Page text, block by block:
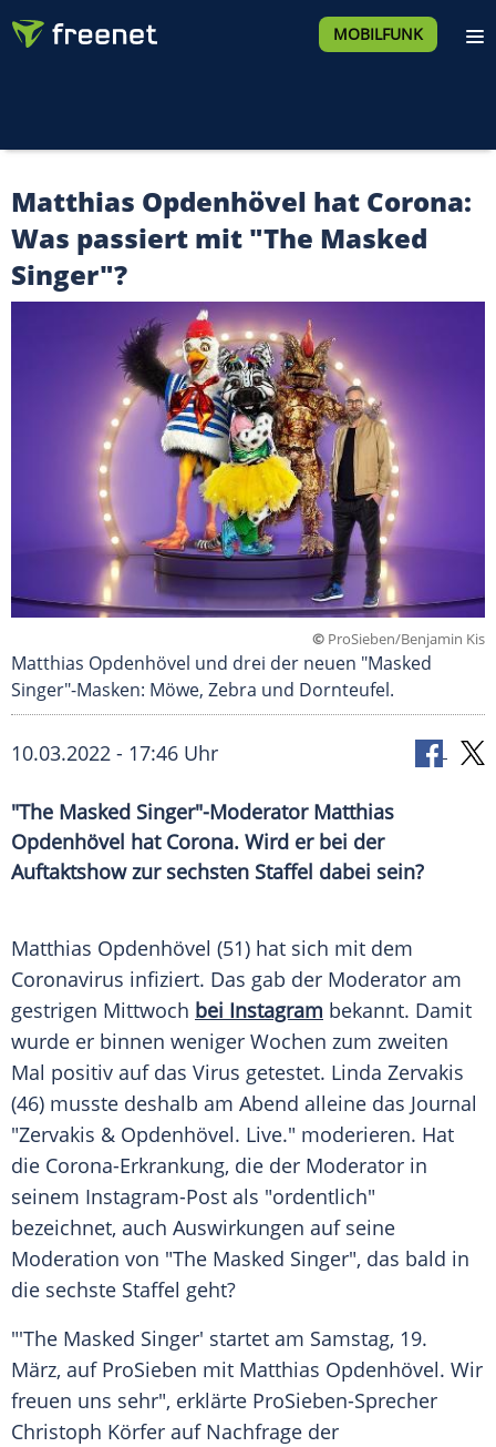
MOBILFUNK
Matthias Opdenhövel hat Corona:
Was passiert mit "The Masked
Singer"?
© ProSieben/Benjamin Kis
Matthias Opdenhövel und drei der neuen "Masked
Singer"-Masken: Möwe, Zebra und Dornteufel.
10.03.2022 - 17:46 Uhr
"The Masked Singer"-Moderator Matthias
Opdenhövel hat Corona. Wird er bei der
Auftaktshow zur sechsten Staffel dabei sein?
Matthias Opdenhövel (51) hat sich mit dem
Coronavirus infiziert. Das gab der Moderator am
gestrigen Mittwoch bei Instagram bekannt. Damit
wurde er binnen weniger Wochen zum zweiten
Mal positiv auf das Virus getestet. Linda Zervakis
(46) musste deshalb am Abend alleine das Journal
"Zervakis & Opdenhövel. Live." moderieren. Hat
die Corona-Erkrankung, die der Moderator in
seinem Instagram-Post als "ordentlich"
bezeichnet, auch Auswirkungen auf seine
Moderation von "The Masked Singer", das bald in
die sechste Staffel geht?
"'The Masked Singer' startet am Samstag, 19.
März, auf ProSieben mit Matthias Opdenhövel. Wir
freuen uns sehr", erklärte ProSieben-Sprecher
Christoph Körfer auf Nachfrage der